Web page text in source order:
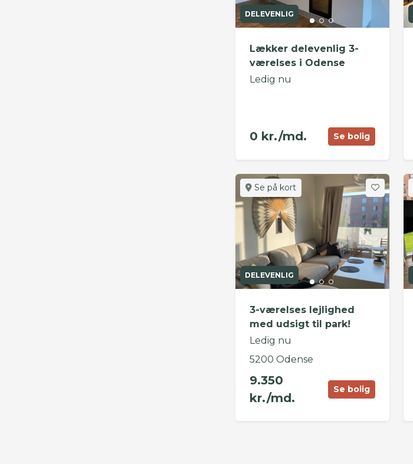
DELEVENLIG
Lækker delevenlig 3-
værelses i Odense
Ledig nu
0 kr./md. Se bolig
Se på kort
DELEVENLIG
3-værelses lejlighed
med udsigt til park!
Ledig nu
5200 Odense
9.350
kr./md.
Se bolig